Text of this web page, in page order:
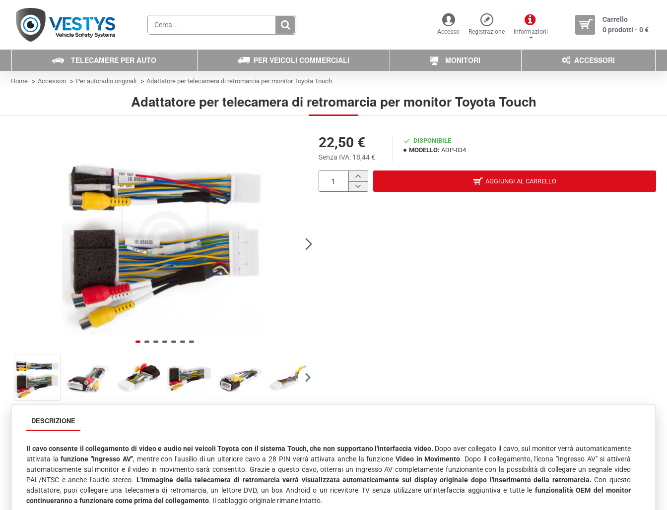
Cerca... Accesso Registrazione Informazioni
Carrello
0 prodotti - 0 €
TELECAMERE PER AUTO PER VEICOLI COMMERCIALI MONITORI ACCESSORI
Adattatore per telecamera di retromarcia per monitor Toyota Touch
HomehomeAccessori Per autoradio originali Adattatore per telecamera di retromarcia per monitor Toyota Touch
22,50 €
Senza IVA: 18,44 €
DISPONIBILE
MODELLO: ADP-034
AGGIUNGI AL CARRELLO
DESCRIZIONE
Il cavo consente il collegamento di video e audio nei veicoli Toyota con il sistema Touch, che non supportano l'interfaccia video. Dopo aver collegato il cavo, sul monitor verrà automaticamente
attivata lafunzione "Ingresso AV", mentre con l'ausilio di un ulteriore cavo a 28 PIN verrà attivata anche la funzioneVideo in Movimento. Dopo il collegamento, l'icona "Ingresso AV" si attiverà
automaticamente sul monitor e il video in movimento sarà consentito. Grazie a questo cavo, otterrai un ingresso AV completamente funzionante con la possibilità di collegare un segnale video
PAL/NTSC e anche l'audio stereo. L'immagine della telecamera di retromarcia verrà visualizzata automaticamente sul display originale dopo l'inserimento della retromarcia. Con questo
adattatore, puoi collegare una telecamera di retromarcia, un lettore DVD, un box Android o un ricevitore TV senza utilizzare un'interfaccia aggiuntiva e tutte le funzionalità OEM del monitor
continueranno a funzionare come prima del collegamento. Il cablaggio originale rimane intatto.